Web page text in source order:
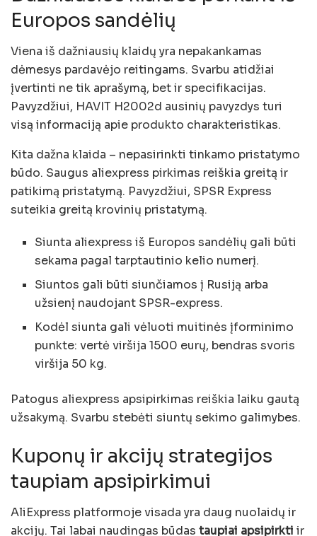
Europos sandėlių
Viena iš dažniausių klaidų yra nepakankamas
dėmesys pardavėjo reitingams. Svarbu atidžiai
įvertinti ne tik aprašymą, bet ir specifikacijas.
Pavyzdžiui, HAVIT H2002d ausinių pavyzdys turi
visą informaciją apie produkto charakteristikas.
Kita dažna klaida – nepasirinkti tinkamo pristatymo
būdo. Saugus aliexpress pirkimas reiškia greitą ir
patikimą pristatymą. Pavyzdžiui, SPSR Express
suteikia greitą krovinių pristatymą.
Siunta aliexpress iš Europos sandėlių gali būti
sekama pagal tarptautinio kelio numerį.
Siuntos gali būti siunčiamos į Rusiją arba
užsienį naudojant SPSR-express.
Kodėl siunta gali vėluoti muitinės įforminimo
punkte: vertė viršija 1500 eurų, bendras svoris
viršija 50 kg.
Patogus aliexpress apsipirkimas reiškia laiku gautą
užsakymą. Svarbu stebėti siuntų sekimo galimybes.
Kuponų ir akcijų strategijos
taupiam apsipirkimui
AliExpress platformoje visada yra daug nuolaidų ir
akcijų. Tai labai naudingas būdas taupiai apsipirkti ir